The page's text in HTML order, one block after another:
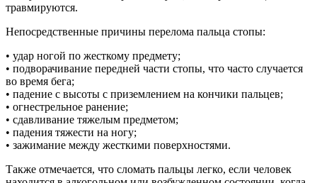
травмируются.
Непосредственные причины перелома пальца стопы:
• удар ногой по жесткому предмету;
• подворачивание передней части стопы, что часто случается
во время бега;
• падение с высоты с приземлением на кончики пальцев;
• огнестрельное ранение;
• сдавливание тяжелым предметом;
• падения тяжести на ногу;
• зажимание между жесткими поверхностями.
Также отмечается, что сломать пальцы легко, если человек